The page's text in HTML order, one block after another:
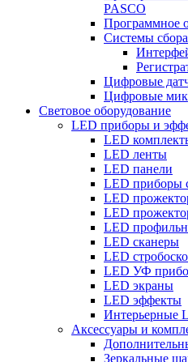
PASCO
Программное
Системы
Цифровые
Цифровые
Световое оборудование
LED приборы и
LED
LED ленты
LED панели
LED приборы
LED
LED
LED
LED сканеры
LED
LED УФ
LED экраны
LED эффекты
Интерьерные
Аксессуары и
Зеркальные